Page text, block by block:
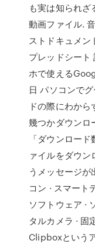
も実は知られ
動画ファイル.
ストドキュメン
プレッドシー
ホで使える
日 パソコンで
ドの際にわか
幾つかダウンロ
「ダウンロー
ァイルをダウ
うメッセージが
コン · スマート
ソフトウェア ·
タルカメラ · 固
Clipboxという